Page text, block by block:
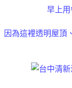
早上
因為這裡透明屋頂